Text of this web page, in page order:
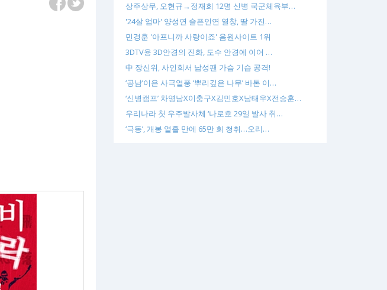
상주상무, 오현규→정재희 12명 신병 국군체육부…
'24살 엄마' 양성연 슬픈인연 열창, 딸 가진…
민경훈 '아프니까 사랑이죠' 음원사이트 1위
3DTV용 3D안경의 진화, 도수 안경에 이어 …
中 장신위, 사인회서 남성팬 가슴 기습 공격!
‘공남’이은 사극열풍 ‘뿌리깊은 나무’ 바톤 이…
‘신병캠프’ 차영남X이충구X김민호X남태우X전승훈…
우리나라 첫 우주발사체 ‘나로호 29일 발사 취…
‘극동’, 개봉 열흘 만에 65만 회 청취…오리…